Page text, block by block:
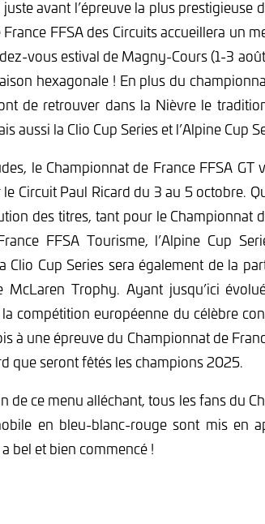
avant l’épreuve la plus prestigieuse
FFSA des Circuits accueillera un
vous estival de Magny-Cours (1-3
hexagonale ! En plus du
de retrouver dans la Nièvre le
aussi la Clio Cup Series et l’Alpine Cup
le Championnat de France FFSA
Circuit Paul Ricard du 3 au 5 octobre.
des titres, tant pour le Championnat
FFSA Tourisme, l’Alpine Cup
Clio Cup Series sera également de la
McLaren Trophy. Ayant jusqu’ici
compétition européenne du célèbre
à une épreuve du Championnat de
que seront fêtés les champions 2025.
de ce menu alléchant, tous les fans du
en bleu-blanc-rouge sont mis en
bel et bien commencé !